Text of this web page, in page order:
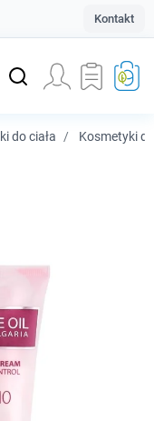
Kontakt
do ciała Kosmetyki